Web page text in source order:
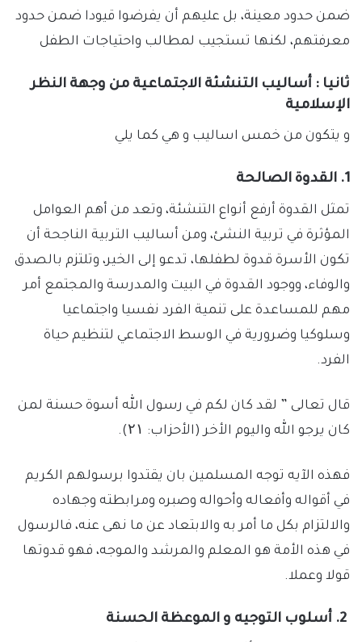
ضمن حدود معينة، بل عليهم أن يفرضوا قيودا ضمن حدود
معرفتهم، لكنها تستجيب لمطالب واحتياجات الطفل
ثانيا : أساليب التنشئة الاجتماعية من وجهة النظر
الإسلامية
و يتكون من خمس اساليب و هي كما يلي
1. القدوة الصالحة
تمثل القدوة أرفع أنواع التنشئة، وتعد من أهم العوامل
المؤثرة في تربية النشئ، ومن أساليب التربية الناجحة أن
تكون الأسرة قدوة لطفلها، تدعو إلى الخير، وتلتزم بالصدق
والوفاء، ووجود القدوة في البيت والمدرسة والمجتمع أمر
مهم للمساعدة على تنمية الفرد نفسيا واجتماعيا
وسلوكيا وضرورية في الوسط الاجتماعي لتنظيم حياة
الفرد.
قال تعالى ” لقد كان لكم في رسول الله أسوة حسنة لمن
كان يرجو الله واليوم الأخر (الأحزاب: ۲۱).
فهذه الآيه توجه المسلمين بان يقتدوا برسولهم الكريم
في أقواله وأفعاله وأحواله وصبره ومرابطته وجهاده
والالتزام بكل ما أمر به والابتعاد عن ما نهى عنه، فالرسول
في هذه الأمة هو المعلم والمرشد والموجه، فهو قدوتها
قولا وعملا.
2. أسلوب التوجيه و الموعظة الحسنة